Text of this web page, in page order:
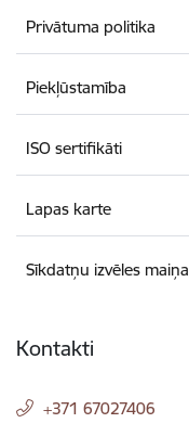
Privātuma politika
Piekļūstamība
ISO sertifikāti
Lapas karte
Sīkdatņu izvēles maiņa
Kontakti
+371 67027406